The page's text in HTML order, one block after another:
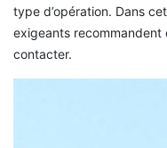
type d’opération. Dans
exigeants
contacter.